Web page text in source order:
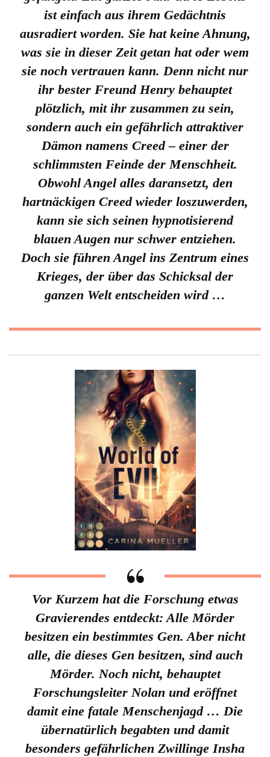
ist einfach aus ihrem Gedächtnis
ausradiert worden. Sie hat keine Ahnung,
was sie in dieser Zeit getan hat oder wem
sie noch vertrauen kann. Denn nicht nur
ihr bester Freund Henry behauptet
plötzlich, mit ihr zusammen zu sein,
sondern auch ein gefährlich attraktiver
Dämon namens Creed – einer der
schlimmsten Feinde der Menschheit.
Obwohl Angel alles daransetzt, den
hartnäckigen Creed wieder loszuwerden,
kann sie sich seinen hypnotisierend
blauen Augen nur schwer entziehen.
Doch sie führen Angel ins Zentrum eines
Krieges, der über das Schicksal der
ganzen Welt entscheiden wird …
Vor Kurzem hat die Forschung etwas
Gravierendes entdeckt: Alle Mörder
besitzen ein bestimmtes Gen. Aber nicht
alle, die dieses Gen besitzen, sind auch
Mörder. Noch nicht, behauptet
Forschungsleiter Nolan und eröffnet
damit eine fatale Menschenjagd … Die
übernatürlich begabten und damit
besonders gefährlichen Zwillinge Insha